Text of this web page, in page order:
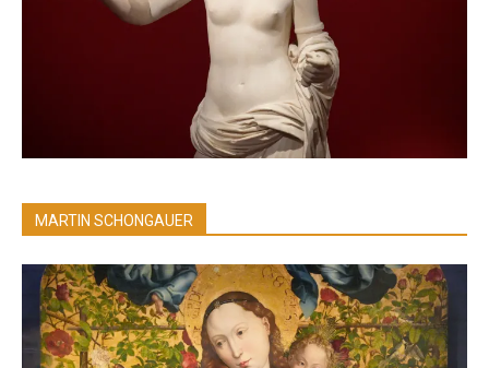
MARTIN SCHONGAUER